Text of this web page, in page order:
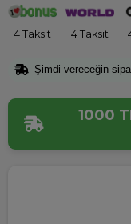
4 Taksit 4 Taksit
Şimdi vereceğin
1000